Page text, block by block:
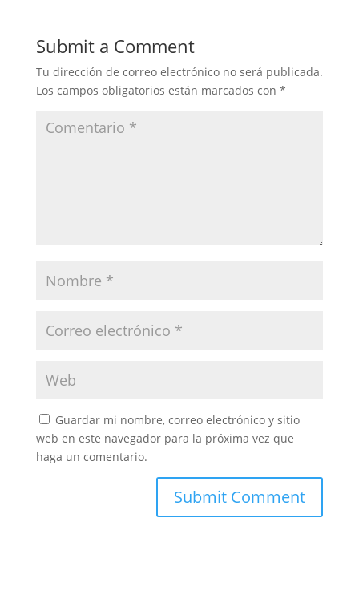
Submit a Comment
Tu dirección de correo electrónico no será publicada.
Los campos obligatorios están marcados con *
Guardar mi nombre, correo electrónico y sitio
web en este navegador para la próxima vez que
haga un comentario.